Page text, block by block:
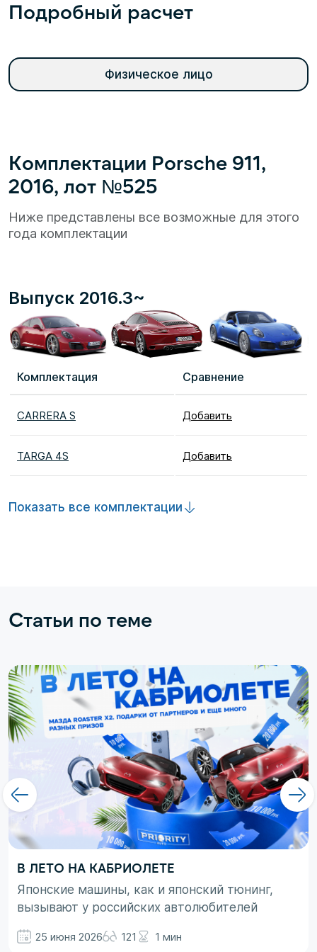
Подробный расчет
Физическое лицо
Комплектации Porsche 911,
2016, лот №525
Ниже представлены все возможные для этого
года комплектации
Выпуск 2016.3~
Комплектация Сравнение
CARRERA S Добавить
TARGA 4S Добавить
Показать все комплектации
Статьи по теме
В ЛЕТО НА КАБРИОЛЕТЕ
Японские машины, как и японский тюнинг,
вызывают у российских автолюбителей
просто ассоциируются с вполне понятными
25 июня 2026 121 1 мин